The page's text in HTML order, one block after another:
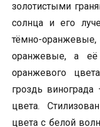
золотистыми
солнца и его
тёмно-
оранжевые, а её
оранжевого
гроздь
цвета.
цвета с белой